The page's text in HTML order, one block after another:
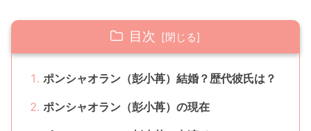
目次
ポンシャオラン（彭小苒）結婚？歴代彼氏は？
ポンシャオラン（彭小苒）の現在